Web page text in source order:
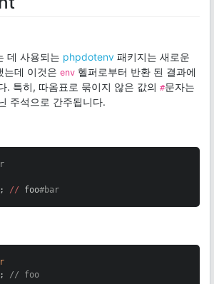
데 사용되는 phpdotenv 패키지는 새로운
는데 이것은 env 헬퍼로부터 반환 된 결과에
. 특히, 따옴표로 묶이지 않은 값의 #문자는
주석으로 간주됩니다.
// foo#bar
// foo